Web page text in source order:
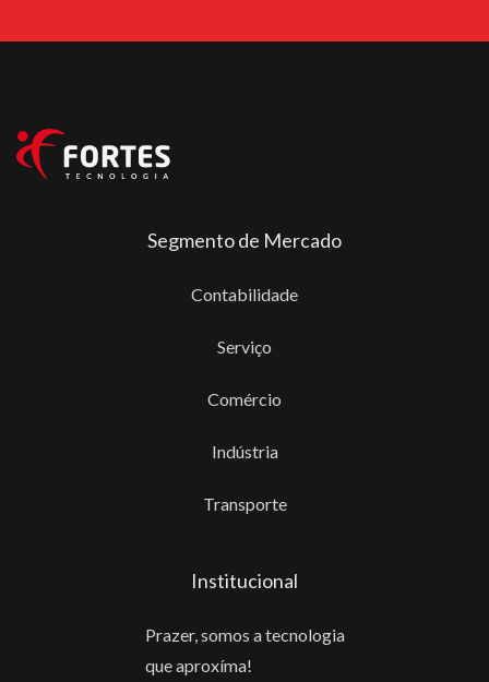
Segmento de Mercado
Contabilidade
Serviço
Comércio
Indústria
Transporte
Institucional
Prazer, somos a tecnologia
que aproxíma!